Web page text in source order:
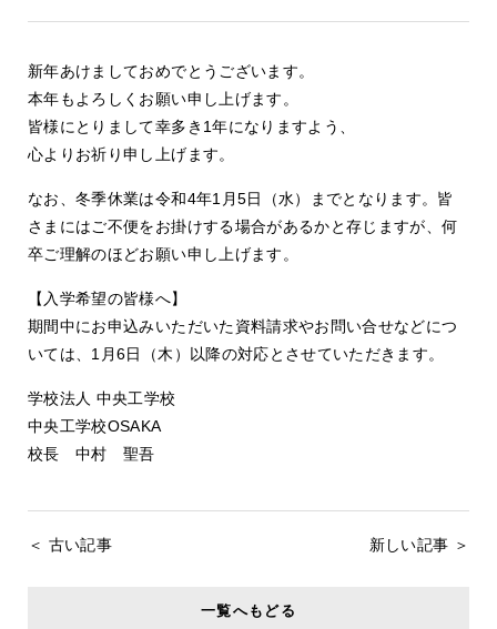
新年あけましておめでとうございます。
本年もよろしくお願い申し上げます。
皆様にとりまして幸多き1年になりますよう、
心よりお祈り申し上げます。
なお、冬季休業は令和4年1月5日（水）までとなります。皆
さまにはご不便をお掛けする場合があるかと存じますが、何
卒ご理解のほどお願い申し上げます。
【入学希望の皆様へ】
期間中にお申込みいただいた資料請求やお問い合せなどにつ
いては、1月6日（木）以降の対応とさせていただきます。
学校法人 中央工学校
中央工学校OSAKA
校長 中村 聖吾
＜ 古い記事 新しい記事 ＞
一覧へもどる